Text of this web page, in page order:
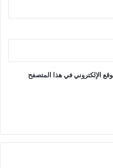
الإلكتروني في هذا المتصفح